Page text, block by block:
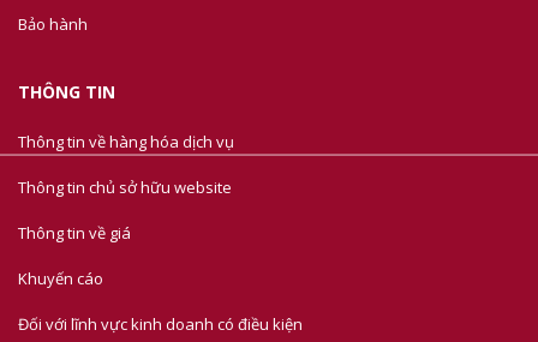
Bảo hành
THÔNG TIN
Thông tin về hàng hóa dịch vụ
Thông tin chủ sở hữu website
Thông tin về giá
Khuyến cáo
Đối với lĩnh vực kinh doanh có điều kiện